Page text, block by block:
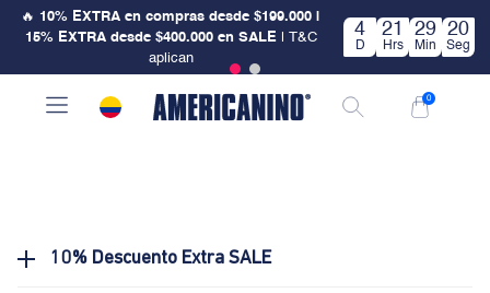
🔥 10% EXTRA en compras desde $199.000 |
15% EXTRA desde $400.000 en SALE| T&C
aplican
4
D
21
Hrs
29
Min
20
Seg
0
10% Descuento Extra SALE